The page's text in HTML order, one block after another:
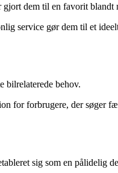
dem til en favorit blandt
service gør dem til et
bilrelaterede behov.
for forbrugere, der søger
sig som en pålidelig